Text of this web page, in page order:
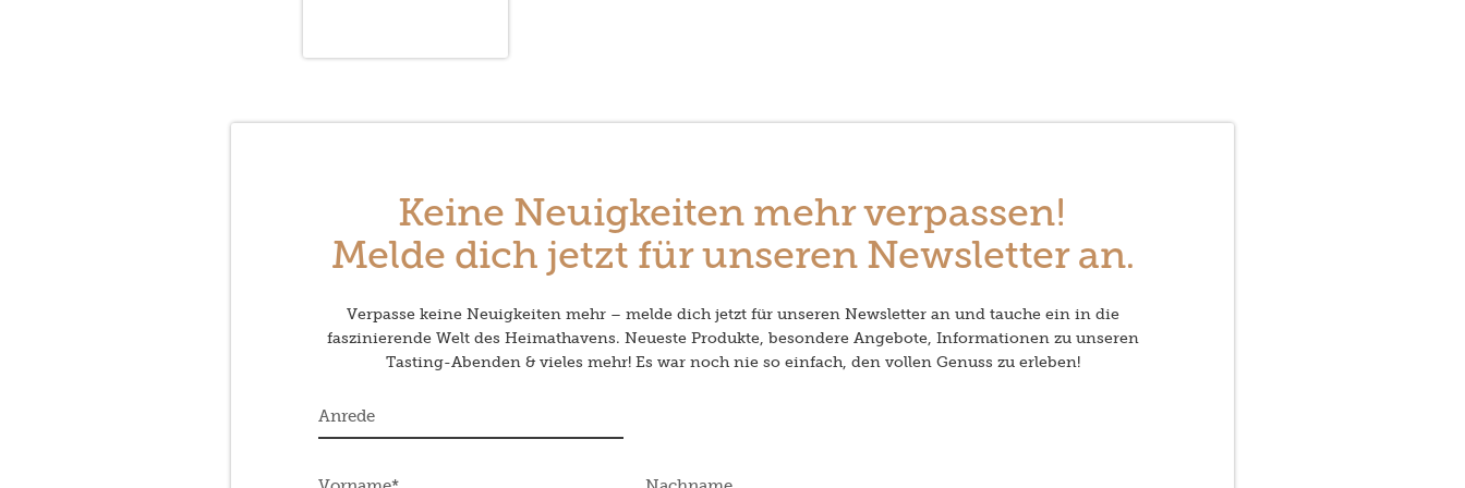
Keine Neuigkeiten mehr verpassen!
Melde dich jetzt für unseren Newsletter an.
Verpasse keine Neuigkeiten mehr – melde dich jetzt für unseren Newsletter an und tauche ein in die
faszinierende Welt des Heimathavens. Neueste Produkte, besondere Angebote, Informationen zu unseren
Tasting-Abenden & vieles mehr! Es war noch nie so einfach, den vollen Genuss zu erleben!